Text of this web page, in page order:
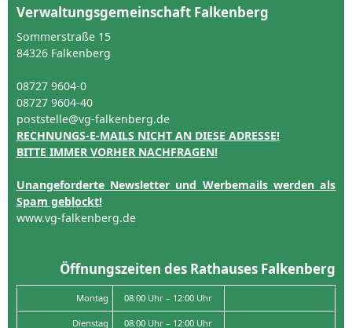
Verwaltungsgemeinschaft Falkenberg
Sommerstraße 15
84326 Falkenberg
08727 9604-0
08727 9604-40
poststelle@vg-falkenberg.de
RECHNUNGS-E-MAILS NICHT AN DIESE ADRESSE!
BITTE IMMER VORHER NACHFRAGEN!
Unangeforderte Newsletter und Werbemails werden als
Spam geblockt!
www.vg-falkenberg.de
Öffnungszeiten des Rathauses Falkenberg
Montag 08:00 Uhr – 12:00 Uhr
Dienstag 08:00 Uhr – 12:00 Uhr